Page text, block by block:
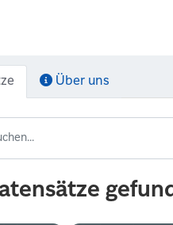
Über uns